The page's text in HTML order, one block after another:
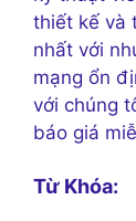
thiết kế và
nhất với
mạng ổn
với chúng
báo giá
Từ Khóa: